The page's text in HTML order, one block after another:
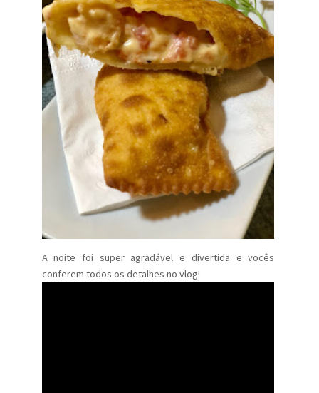
A noite foi super agradável e divertida e vocês
conferem todos os detalhes no vlog!